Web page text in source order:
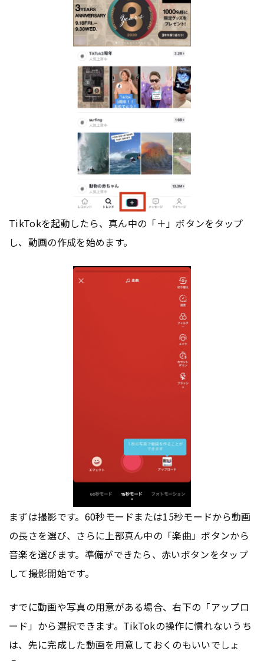
TikTokを起動したら、真ん中の「＋」ボタンをタップ
し、動画の作成を始めます。
まずは撮影です。60秒モードまたは15秒モードから動画
の長さを選び、さらに上部真ん中の「楽曲」ボタンから
音楽を選びます。準備ができたら、赤いボタンをタップ
して撮影開始です。
すでに動画や写真の用意がある場合、右下の「アップロ
ード」から選択できます。TikTokの操作に慣れないうち
は、先に完成した動画を用意しておくのもいいでしょ